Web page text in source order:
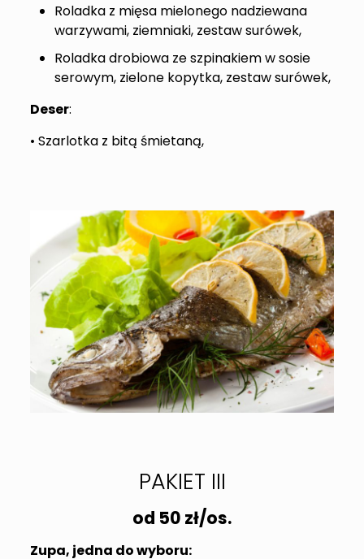
Roladka z mięsa mielonego nadziewana
warzywami, ziemniaki, zestaw surówek,
Roladka drobiowa ze szpinakiem w sosie
serowym, zielone kopytka, zestaw surówek,
Deser:
• Szarlotka z bitą śmietaną,
PAKIET III
od 50 zł/os.
Zupa, jedna do wyboru: